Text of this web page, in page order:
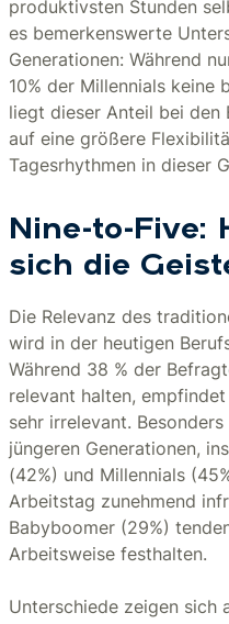
produktivsten Stunden
es bemerkenswerte
Generationen: Während
10% der Millennials keine
liegt dieser Anteil bei den
auf eine größere
Tagesrhythmen in dieser
Nine-to-Five:
sich die
Die Relevanz des
wird in der heutigen
Während 38 % der
relevant halten,
sehr irrelevant.
jüngeren Generationen,
(42%) und Millennials
Arbeitstag zunehmend
Babyboomer (29%)
Arbeitsweise festhalten.
Unterschiede zeigen sich